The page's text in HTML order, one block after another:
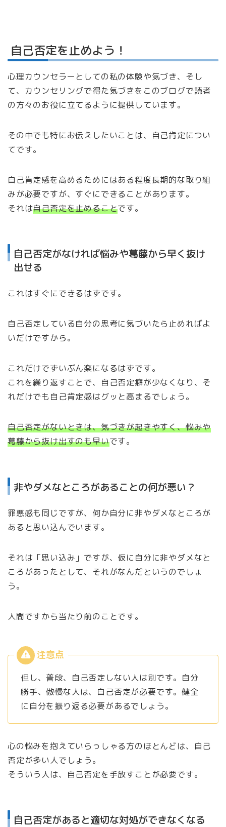
自己否定を止めよう！
心理カウンセラーとしての私の体験や気づき、そし
て、カウンセリングで得た気づきをこのブログで読者
の方々のお役に立てるように提供しています。
その中でも特にお伝えしたいことは、自己肯定につい
てです。
自己肯定感を高めるためにはある程度長期的な取り組
みが必要ですが、すぐにできることがあります。
それは自己否定を止めることです。
自己否定がなければ悩みや葛藤から早く抜け
出せる
これはすぐにできるはずです。
自己否定している自分の思考に気づいたら止めればよ
いだけですから。
これだけでずいぶん楽になるはずです。
これを繰り返すことで、自己否定癖が少なくなり、そ
れだけでも自己肯定感はグッと高まるでしょう。
自己否定がないときは、気づきが起きやすく、悩みや
葛藤から抜け出すのも早いです。
非やダメなところがあることの何が悪い？
罪悪感も同じですが、何か自分に非やダメなところが
あると思い込んでいます。
それは「思い込み」ですが、仮に自分に非やダメなと
ころがあったとして、それがなんだというのでしょ
う。
人間ですから当たり前のことです。
但し、普段、自己否定しない人は別です。自分
勝手、傲慢な人は、自己否定が必要です。健全
に自分を振り返る必要があるでしょう。
心の悩みを抱えていらっしゃる方のほとんどは、自己
否定が多い人でしょう。
そういう人は、自己否定を手放すことが必要です。
自己否定があると適切な対処ができなくなる